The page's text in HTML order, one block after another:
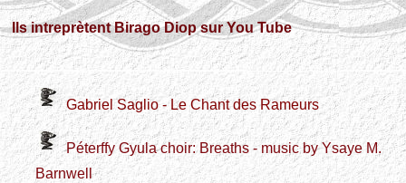
Ils intreprètent Birago Diop sur You Tube
Gabriel Saglio - Le Chant des Rameurs
Péterffy Gyula choir: Breaths - music by Ysaye M.
Barnwell